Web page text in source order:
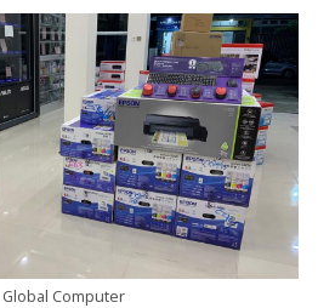
Global Computer